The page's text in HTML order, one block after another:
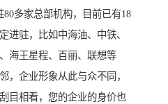
多家总部机构，目前已有18
进驻，比如中海油、中铁、
海王星程、百丽、联想等
，企业形象从此与众不同，
目相看，您的企业的身价也